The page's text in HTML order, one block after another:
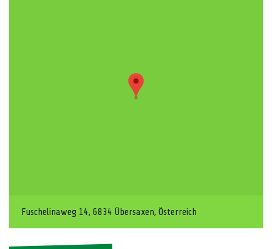
Fuschelinaweg 14, 6834 Übersaxen, Österreich